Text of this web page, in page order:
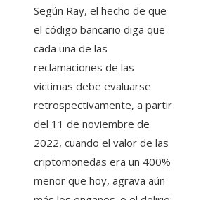
Según Ray, el hecho de que
el código bancario diga que
cada una de las
reclamaciones de las
víctimas debe evaluarse
retrospectivamente, a partir
del 11 de noviembre de
2022, cuando el valor de las
criptomonedas era un 400%
menor que hoy, agrava aún